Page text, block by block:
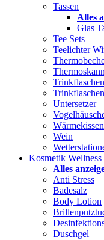
Tassen
Alles
Glas
Tee Sets
Teelichter
Trinkflaschen
Trinkflaschen
Untersetzer
Wärmekissen
Wein
Kosmetik Wellness
Alles
Anti Stress
Badesalz
Body Lotion
Duschgel